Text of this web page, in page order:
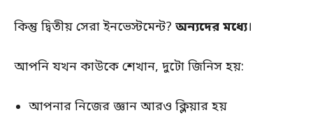
কিন্তু দ্বিতীয় সেরা ইনভেস্টমেন্ট? অন্যদের মধ্যে।
আপনি যখন কাউকে শেখান, দুটো জিনিস হয়:
আপনার নিজের জ্ঞান আরও ক্লিয়ার হয়